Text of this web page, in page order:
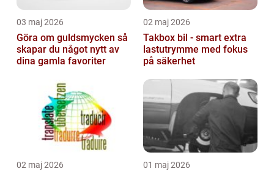
03 maj 2026
Göra om guldsmycken så
skapar du något nytt av
dina gamla favoriter
02 maj 2026
Takbox bil - smart extra
lastutrymme med fokus
på säkerhet
02 maj 2026 01 maj 2026